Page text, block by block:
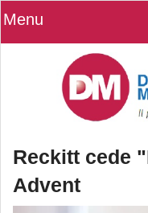
Menu
Reckitt cede
Advent